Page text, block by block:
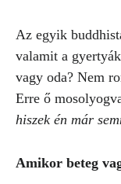
Az egyik
valamit a
vagy oda? Nem
Erre ő
hiszek én már
Amikor beteg